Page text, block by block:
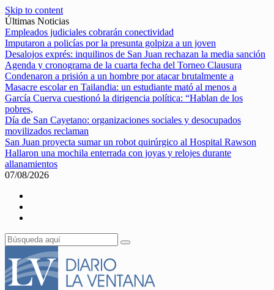
Skip to content
Últimas Noticias
Empleados judiciales cobrarán conectividad
Imputaron a policías por la presunta golpiza a un joven
Desalojos exprés: inquilinos de San Juan rechazan la media sanción
Agenda y cronograma de la cuarta fecha del Torneo Clausura
Condenaron a prisión a un hombre por atacar brutalmente a
Masacre escolar en Tailandia: un estudiante mató al menos a
García Cuerva cuestionó la dirigencia política: “Hablan de los
pobres,
Día de San Cayetano: organizaciones sociales y desocupados
movilizados reclaman
San Juan proyecta sumar un robot quirúrgico al Hospital Rawson
Hallaron una mochila enterrada con joyas y relojes durante
allanamientos
07/08/2026